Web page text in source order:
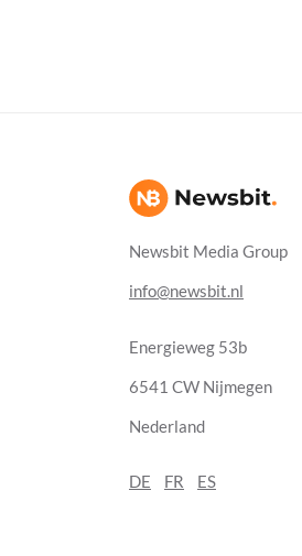
Newsbit Media Group
info@newsbit.nl
Energieweg 53b
6541 CW Nijmegen
Nederland
DE FR ES